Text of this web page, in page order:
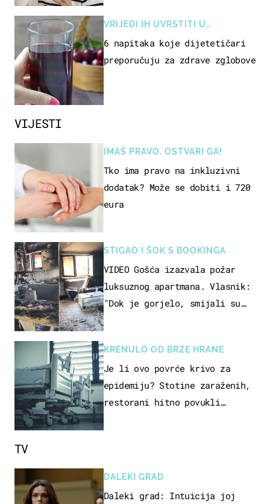
VIJESTI
IMAŠ PRAVO, OSTVARI GA!
Tko ima pravo na inkluzivni
dodatak? Može se dobiti i 720
eura
STIGAO I ŠOK S BOOKINGA
VIDEO Gošća izazvala požar
luksuznog apartmana. Vlasnik:
"Dok je gorjelo, smijali su
KRENULO OD BRZE HRANE
Je li ovo povrće krivo za
epidemiju? Stotine zaraženih,
restorani hitno povukli
VRIJEDI IH UVRSTITI U
PREHRANU
6 napitaka koje dijetetičari
preporučuju za zdrave zglobove
TV
DALEKI GRAD
Daleki grad: Intuicija joj